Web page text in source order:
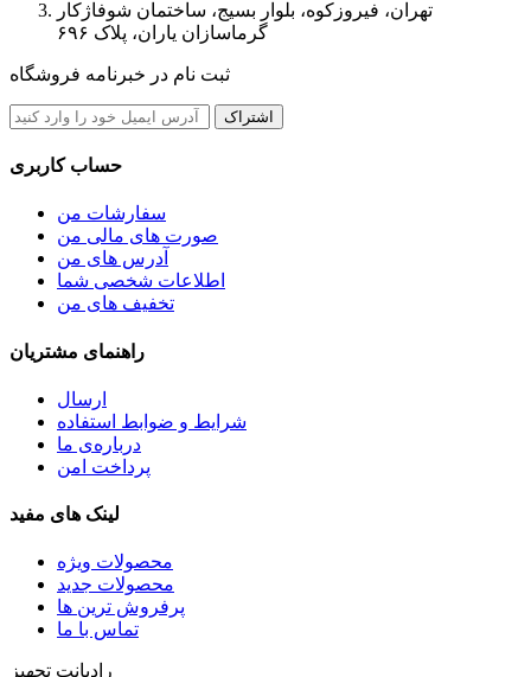
تهران، فیروزکوه، بلوار بسیج، ساختمان شوفاژکار
گرماسازان یاران، پلاک ۶۹۶
ثبت نام در خبرنامه فروشگاه
اشتراک
حساب کاربری
سفارشات من
صورت های مالی من
آدرس های من
اطلاعات شخصی شما
تخفیف های من
راهنمای مشتریان
ارسال
شرایط و ضوابط استفاده
درباره‌ی ما
پرداخت امن
لینک های مفید
محصولات ویژه
محصولات جدید
پرفروش ترین‌ ها
تماس با ما
رادیانت تجهیز